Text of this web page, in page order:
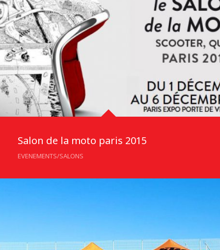
Salon de la moto paris 2015
EVENEMENTS/SALONS